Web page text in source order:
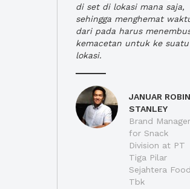
di set di lokasi mana saja,
sehingga menghemat
dari pada harus
kemacetan untuk ke suatu
lokasi.
JANUAR ROBIN
STANLEY
Brand Manager
for Snack
Division at PT
Tiga Pilar
Sejahtera Food
Tbk